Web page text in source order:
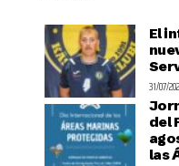
El
31/07/
del
las